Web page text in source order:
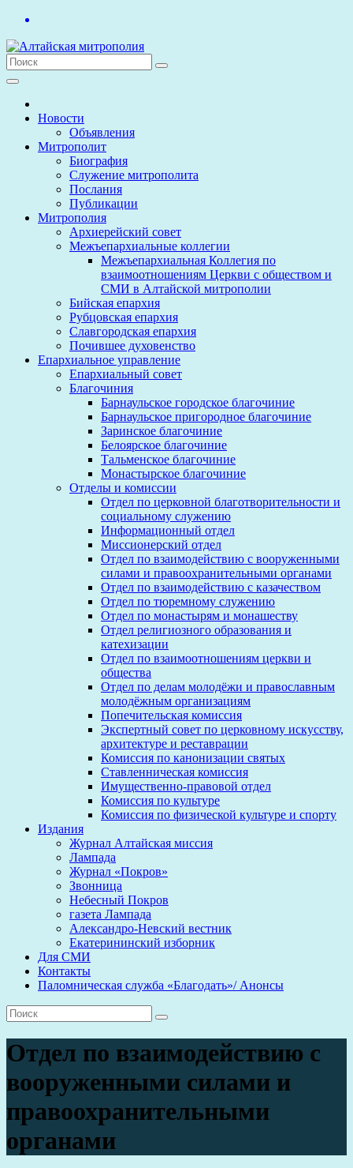
Перейти
содержимому
Новости
Объявления
Митрополит
Биография
Служение митрополита
Послания
Публикации
Митрополия
Архиерейский совет
Межъепархиальные коллегии
Межъепархиальная Коллегия по
взаимоотношениям Церкви с обществом и
СМИ в Алтайской митрополии
Бийская епархия
Рубцовская епархия
Славгородская епархия
Почившее духовенство
Епархиальное управление
Епархиальный совет
Благочиния
Барнаульское городское благочиние
Барнаульское пригородное благочиние
Заринское благочиние
Белоярское благочиние
Тальменское благочиние
Монастырское благочиние
Отделы и комиссии
Отдел по церковной благотворительности и
социальному служению
Информационный отдел
Миссионерский отдел
Отдел по взаимодействию с вооруженными
силами и правоохранительными органами
Отдел по взаимодействию с казачеством
Отдел по тюремному служению
Отдел по монастырям и монашеству
Отдел религиозного образования и
катехизации
Отдел по взаимоотношениям церкви и
общества
Отдел по делам молодёжи и православным
молодёжным организациям
Попечительская комиссия
Экспертный совет по церковному искусству,
архитектуре и реставрации
Комиссия по канонизации святых
Ставленническая комиссия
Имущественно-правовой отдел
Комиссия по культуре
Комиссия по физической культуре и спорту
Издания
Журнал Алтайская миссия
Лампада
Журнал «Покров»
Звонница
Небесный Покров
газета Лампада
Александро-Невский вестник
Екатерининский изборник
Для СМИ
Контакты
Паломническая служба «Благодать»/ Анонсы
Отдел по взаимодействию с
вооруженными силами и
правоохранительными
органами